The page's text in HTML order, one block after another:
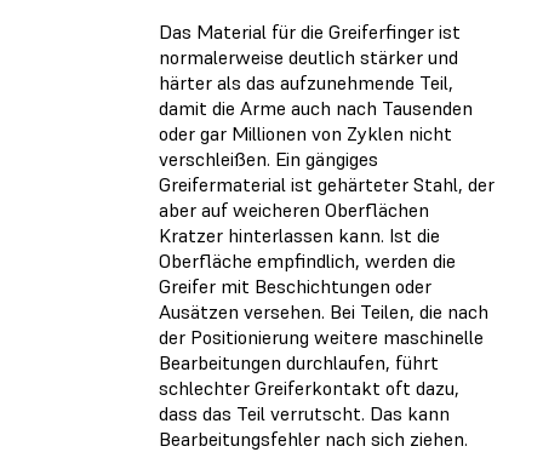
Das Material für die Greiferfinger ist
normalerweise deutlich stärker und
härter als das aufzunehmende Teil,
damit die Arme auch nach Tausenden
oder gar Millionen von Zyklen nicht
verschleißen. Ein gängiges
Greifermaterial ist gehärteter Stahl, der
aber auf weicheren Oberflächen
Kratzer hinterlassen kann. Ist die
Oberfläche empfindlich, werden die
Greifer mit Beschichtungen oder
Ausätzen versehen. Bei Teilen, die nach
der Positionierung weitere maschinelle
Bearbeitungen durchlaufen, führt
schlechter Greiferkontakt oft dazu,
dass das Teil verrutscht. Das kann
Bearbeitungsfehler nach sich ziehen.